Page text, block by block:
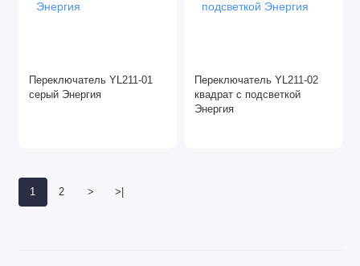
Переключатель YL211-01
серый Энергия
Переключатель YL211-02
квадрат с подсветкой
Энергия
1 2 > >|